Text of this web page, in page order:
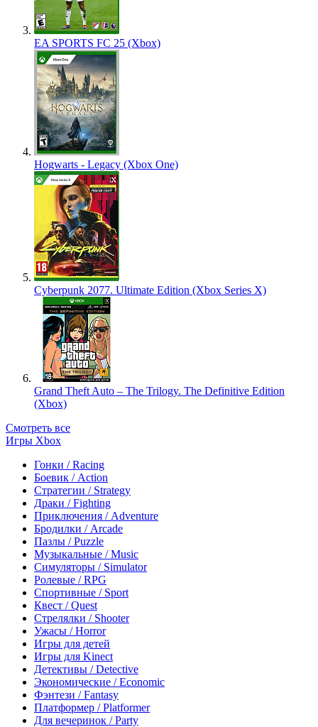
EA SPORTS FC 25 (Xbox)
Hogwarts - Legacy (Xbox One)
Cyberpunk 2077. Ultimate Edition (Xbox Series X)
Grand Theft Auto – The Trilogy. The Definitive Edition
(Xbox)
Смотреть все
Игры Xbox
Гонки / Racing
Боевик / Action
Стратегии / Strategy
Драки / Fighting
Приключения / Adventure
Бродилки / Arcade
Пазлы / Puzzle
Музыкальные / Music
Симуляторы / Simulator
Ролевые / RPG
Спортивные / Sport
Квест / Quest
Стрелялки / Shooter
Ужасы / Horror
Игры для детей
Игры для Kinect
Детективы / Detective
Экономические / Economic
Фэнтези / Fantasy
Платформер / Platformer
Для вечеринок / Party